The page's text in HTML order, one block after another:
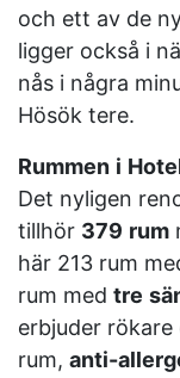
och ett av de
ligger också i
nås i några
Hösök tere.
Rummen i
Det nyligen
tillhör 379 rum
här 213 rum
rum med tre
erbjuder
rum, anti-